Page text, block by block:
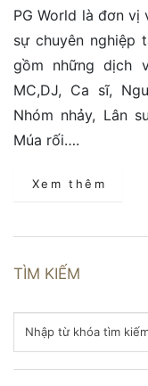
PG World là đơn vị
sự chuyên nghiệp
gồm những dịch
MC,DJ, Ca sĩ,
Nhóm nhảy, Lân
Múa rối….
Xem thêm
TÌM KIẾM